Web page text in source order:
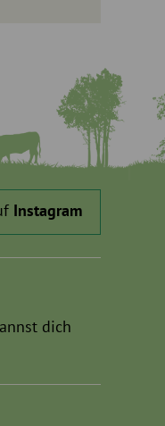
Instagram
dich